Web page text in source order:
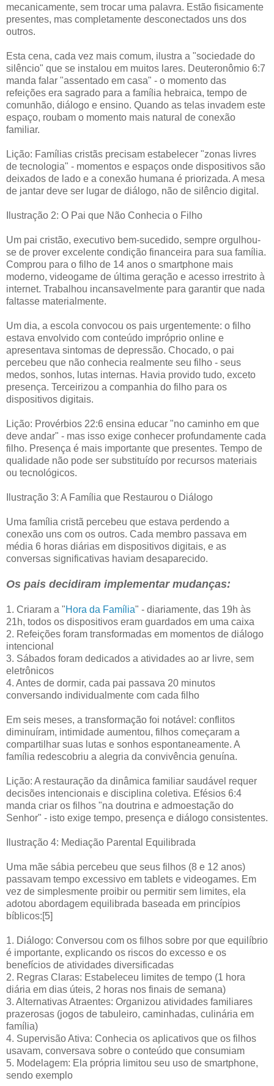
mecanicamente, sem trocar uma palavra. Estão fisicamente
presentes, mas completamente desconectados uns dos
outros.
Esta cena, cada vez mais comum, ilustra a "sociedade do
silêncio" que se instalou em muitos lares. Deuteronômio 6:7
manda falar "assentado em casa" - o momento das
refeições era sagrado para a família hebraica, tempo de
comunhão, diálogo e ensino. Quando as telas invadem este
espaço, roubam o momento mais natural de conexão
familiar.
Lição: Famílias cristãs precisam estabelecer "zonas livres
de tecnologia" - momentos e espaços onde dispositivos são
deixados de lado e a conexão humana é priorizada. A mesa
de jantar deve ser lugar de diálogo, não de silêncio digital.
Ilustração 2: O Pai que Não Conhecia o Filho
Um pai cristão, executivo bem-sucedido, sempre orgulhou-
se de prover excelente condição financeira para sua família.
Comprou para o filho de 14 anos o smartphone mais
moderno, videogame de última geração e acesso irrestrito à
internet. Trabalhou incansavelmente para garantir que nada
faltasse materialmente.
Um dia, a escola convocou os pais urgentemente: o filho
estava envolvido com conteúdo impróprio online e
apresentava sintomas de depressão. Chocado, o pai
percebeu que não conhecia realmente seu filho - seus
medos, sonhos, lutas internas. Havia provido tudo, exceto
presença. Terceirizou a companhia do filho para os
dispositivos digitais.
Lição: Provérbios 22:6 ensina educar "no caminho em que
deve andar" - mas isso exige conhecer profundamente cada
filho. Presença é mais importante que presentes. Tempo de
qualidade não pode ser substituído por recursos materiais
ou tecnológicos.
Ilustração 3: A Família que Restaurou o Diálogo
Uma família cristã percebeu que estava perdendo a
conexão uns com os outros. Cada membro passava em
média 6 horas diárias em dispositivos digitais, e as
conversas significativas haviam desaparecido.
Os pais decidiram implementar mudanças:
1. Criaram a "Hora da Família" - diariamente, das 19h às
21h, todos os dispositivos eram guardados em uma caixa
2. Refeições foram transformadas em momentos de diálogo
intencional
3. Sábados foram dedicados a atividades ao ar livre, sem
eletrônicos
4. Antes de dormir, cada pai passava 20 minutos
conversando individualmente com cada filho
Em seis meses, a transformação foi notável: conflitos
diminuíram, intimidade aumentou, filhos começaram a
compartilhar suas lutas e sonhos espontaneamente. A
família redescobriu a alegria da convivência genuína.
Lição: A restauração da dinâmica familiar saudável requer
decisões intencionais e disciplina coletiva. Efésios 6:4
manda criar os filhos "na doutrina e admoestação do
Senhor" - isto exige tempo, presença e diálogo consistentes.
Ilustração 4: Mediação Parental Equilibrada
Uma mãe sábia percebeu que seus filhos (8 e 12 anos)
passavam tempo excessivo em tablets e videogames. Em
vez de simplesmente proibir ou permitir sem limites, ela
adotou abordagem equilibrada baseada em princípios
bíblicos:[5]
1. Diálogo: Conversou com os filhos sobre por que equilíbrio
é importante, explicando os riscos do excesso e os
benefícios de atividades diversificadas
2. Regras Claras: Estabeleceu limites de tempo (1 hora
diária em dias úteis, 2 horas nos finais de semana)
3. Alternativas Atraentes: Organizou atividades familiares
prazerosas (jogos de tabuleiro, caminhadas, culinária em
família)
4. Supervisão Ativa: Conhecia os aplicativos que os filhos
usavam, conversava sobre o conteúdo que consumiam
5. Modelagem: Ela própria limitou seu uso de smartphone,
sendo exemplo